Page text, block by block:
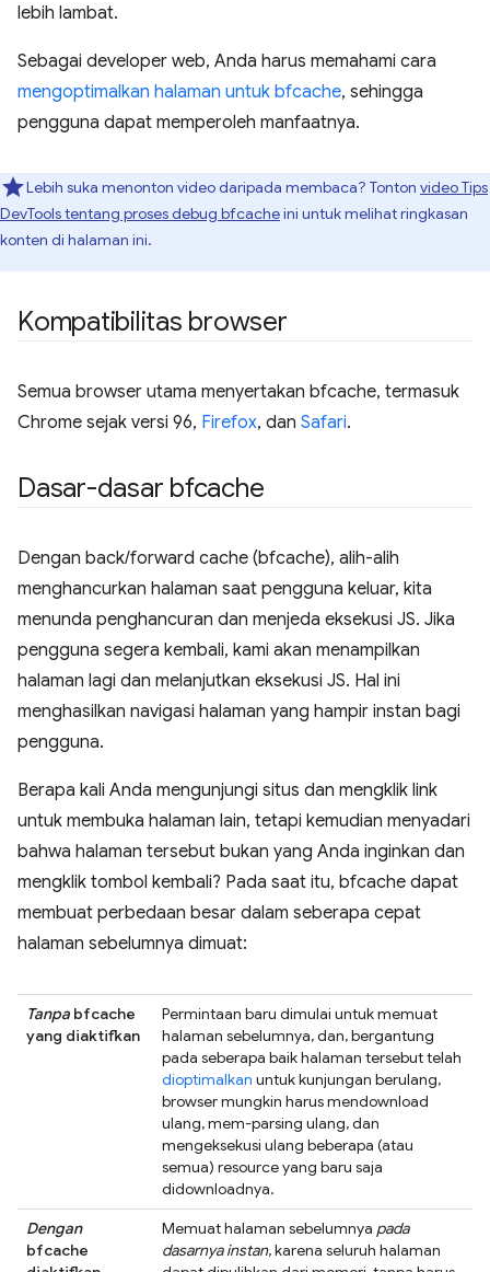
lebih lambat.
Sebagai developer web, Anda harus memahami cara
mengoptimalkan halaman untuk bfcache, sehingga
pengguna dapat memperoleh manfaatnya.
Lebih suka menonton video daripada membaca? Tonton video Tips
DevTools tentang proses debug bfcacheini untuk melihat ringkasan
konten di halaman ini.
Kompatibilitas browser
Semua browser utama menyertakan bfcache, termasuk
Chrome sejak versi 96, Firefox, dan Safari.
Dasar-dasar bfcache
Dengan back/forward cache (bfcache), alih-alih
menghancurkan halaman saat pengguna keluar, kita
menunda penghancuran dan menjeda eksekusi JS. Jika
pengguna segera kembali, kami akan menampilkan
halaman lagi dan melanjutkan eksekusi JS. Hal ini
menghasilkan navigasi halaman yang hampir instan bagi
pengguna.
Berapa kali Anda mengunjungi situs dan mengklik link
untuk membuka halaman lain, tetapi kemudian menyadari
bahwa halaman tersebut bukan yang Anda inginkan dan
mengklik tombol kembali? Pada saat itu, bfcache dapat
membuat perbedaan besar dalam seberapa cepat
halaman sebelumnya dimuat:
Tanpa bfcache
yang diaktifkan
Permintaan baru dimulai untuk memuat
halaman sebelumnya, dan, bergantung
pada seberapa baik halaman tersebut telah
dioptimalkan untuk kunjungan berulang,
browser mungkin harus mendownload
ulang, mem-parsing ulang, dan
mengeksekusi ulang beberapa (atau
semua) resource yang baru saja
didownloadnya.
Dengan
bfcache
Memuat halaman sebelumnya pada
dasarnya instan, karena seluruh halaman